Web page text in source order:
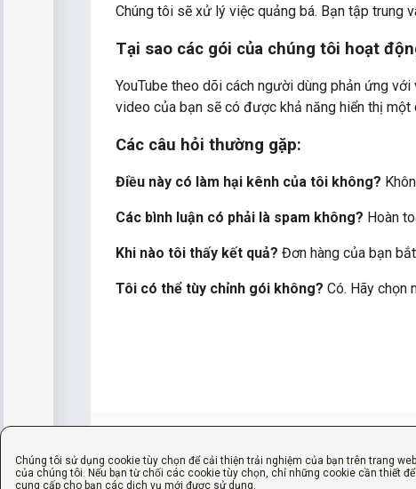
Chúng tôi sử dụng cookie tùy chọn để cải thiện trải nghiệm của bạn trên trang web
của chúng tôi. Nếu bạn từ chối các cookie tùy chọn, chỉ những cookie cần thiết để
cung cấp cho bạn các dịch vụ mới được sử dụng.
Chúng tôi sẽ xử lý việc quảng bá. Bạn tập trung
Tại sao các gói của chúng tôi hoạt
YouTube theo dõi cách người dùng phản ứng
video của bạn sẽ có được khả năng hiển thị
Các câu hỏi thường gặp:
Điều này có làm hại kênh của tôi không?
Các bình luận có phải là spam không? Hoàn
Khi nào tôi thấy kết quả? Đơn hàng của bạn
Tôi có thể tùy chỉnh gói không? Có. Hãy chọn